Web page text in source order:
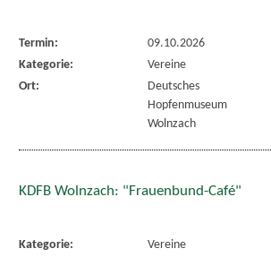
Termin:
09.10.2026
Kategorie:
Vereine
Ort:
Deutsches
Hopfenmuseum
Wolnzach
KDFB Wolnzach: "Frauenbund-Café"
Kategorie:
Vereine